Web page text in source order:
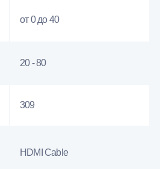
от 0 до 40
20 - 80
309
HDMI Cable